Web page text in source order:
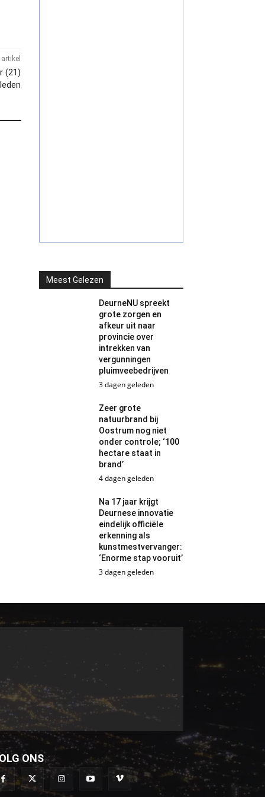
(21)
Meest Gelezen
DeurneNU spreekt
grote zorgen en
afkeur uit naar
provincie over
intrekken van
vergunningen
pluimveebedrijven
3 dagen geleden
Zeer grote
natuurbrand bij
Oostrum nog niet
onder controle; ‘100
hectare staat in
brand’
4 dagen geleden
Na 17 jaar krijgt
Deurnese innovatie
eindelijk officiële
erkenning als
kunstmestvervanger:
‘Enorme stap vooruit’
3 dagen geleden
ONS